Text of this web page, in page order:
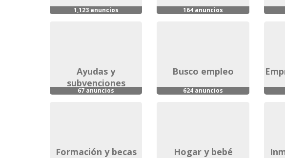
1,123 anuncios 164 anuncios
ayudas y
subvenciones
67 anuncios
busco empleo
624 anuncios
formación y becas hogar y bebé